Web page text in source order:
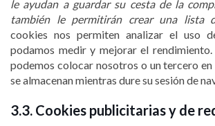
le ayudan a guardar su cesta de la
también le permitirán crear una lista
cookies nos permiten analizar el uso
podamos medir y mejorar el rendimiento.
podemos colocar nosotros o un tercero
se almacenan mientras dure su sesión de
3.3. Cookies publicitarias y de